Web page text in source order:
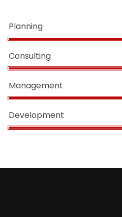
Planning
Consulting
Management
Development